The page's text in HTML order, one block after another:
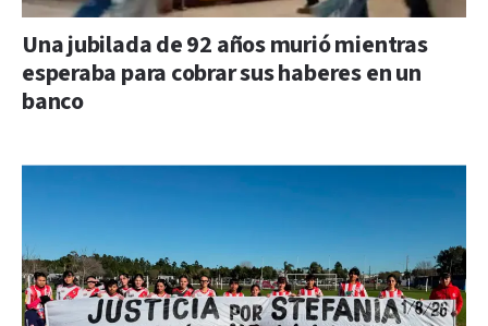
Una jubilada de 92 años murió mientras
esperaba para cobrar sus haberes en un
banco